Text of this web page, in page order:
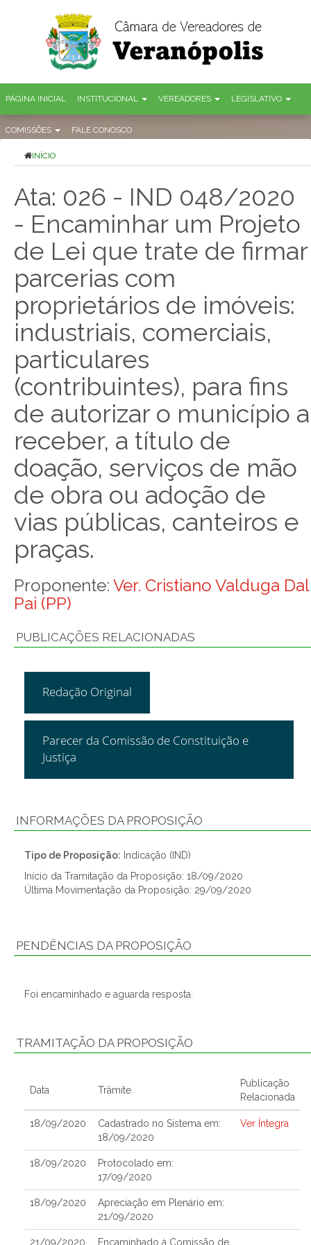
PÁGINA INICIAL INSTITUCIONAL VEREADORES LEGISLATIVO
COMISSÕES FALE CONOSCO
INÍCIO
Ata: 026 - IND 048/2020
- Encaminhar um Projeto
de Lei que trate de firmar
parcerias com
proprietários de imóveis:
industriais, comerciais,
particulares
(contribuintes), para fins
de autorizar o município a
receber, a título de
doação, serviços de mão
de obra ou adoção de
vias públicas, canteiros e
praças.
Proponente: Ver. Cristiano Valduga Dal
Pai (PP)
PUBLICAÇÕES RELACIONADAS
Redação Original
Parecer da Comissão de Constituição e
Justiça
INFORMAÇÕES DA PROPOSIÇÃO
Tipo de Proposição: Indicação (IND)
Início da Tramitação da Proposição: 18/09/2020
Última Movimentação da Proposição: 29/09/2020
PENDÊNCIAS DA PROPOSIÇÃO
Foi encaminhado e aguarda resposta.
TRAMITAÇÃO DA PROPOSIÇÃO
Data Trâmite
Publicação
Relacionada
18/09/2020
Cadastrado no Sistema em:
18/09/2020
Ver Íntegra
18/09/2020
Protocolado em:
17/09/2020
18/09/2020
Apreciação em Plenário em:
21/09/2020
21/09/2020 Encaminhado à Comissão de